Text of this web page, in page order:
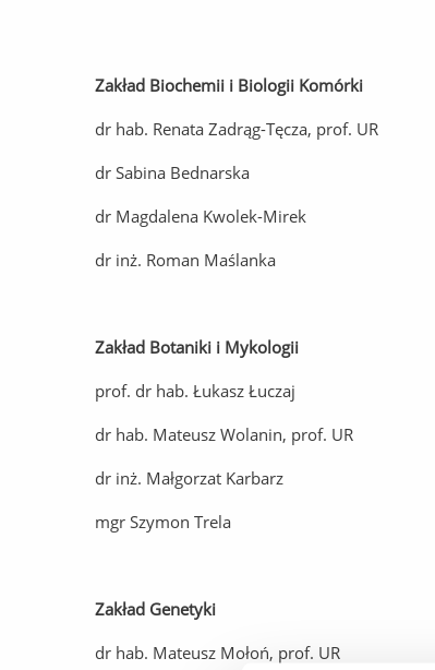
Zakład Biochemii i Biologii Komórki
dr hab. Renata Zadrąg-Tęcza, prof. UR
dr Sabina Bednarska
dr Magdalena Kwolek-Mirek
dr inż. Roman Maślanka
Zakład Botaniki i Mykologii
prof. dr hab. Łukasz Łuczaj
dr hab. Mateusz Wolanin, prof. UR
dr inż. Małgorzat Karbarz
mgr Szymon Trela
Zakład Genetyki
dr hab. Mateusz Mołoń, prof. UR